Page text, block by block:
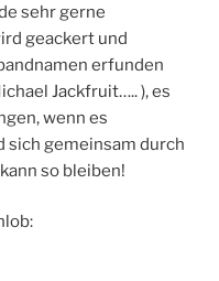
sehr gerne
geackert und
erfunden
Jackfruit….. ), es
wenn es
sich gemeinsam durch
so bleiben!